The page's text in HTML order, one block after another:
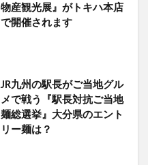
物産観光展』がトキハ本店
で開催されます
JR九州の駅長がご当地グル
メで戦う『駅長対抗ご当地
麺総選挙』大分県のエント
リー麺は？